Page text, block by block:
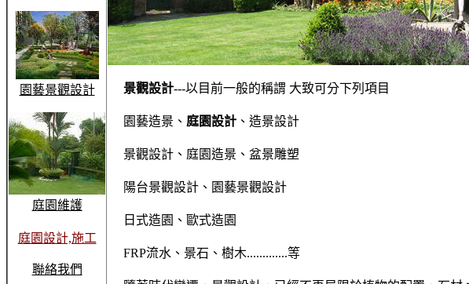
園藝景觀設計
庭園維護
庭園設計,施工
聯絡我們
景觀設計---以目前一般的稱謂 大致可分下列項目
園藝造景、 庭園設計 、造景設計
景觀設計、庭園造景、盆景雕塑
陽台景觀設計、園藝景觀設計
日式造園、歐式造園
FRP流水、景石、樹木.............等